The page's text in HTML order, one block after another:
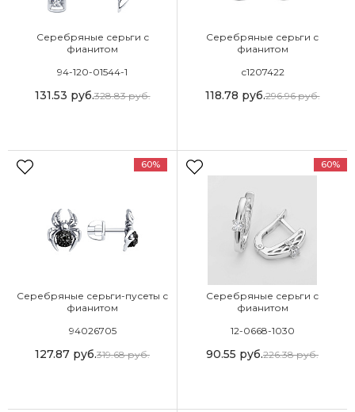
Серебряные серьги с
фианитом
94-120-01544-1
131.53 руб.328.83руб.
Серебряные серьги с
фианитом
с1207422
118.78 руб.296.96руб.
60%
Серебряные серьги-пусеты с
фианитом
94026705
127.87 руб.319.68руб.
60%
Серебряные серьги с
фианитом
12-0668-1030
90.55 руб.226.38руб.